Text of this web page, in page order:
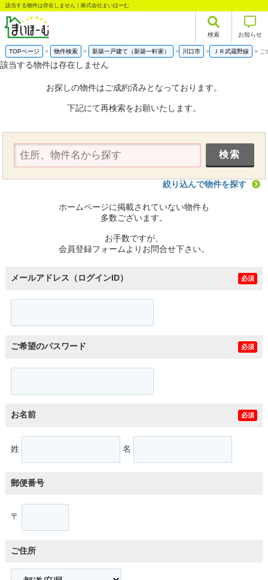
該当する物件は存在しません｜株式会社まいほーむ
検索 お知らせ
TOPページ 物件検索 新築一戸建て（新築一軒家） 川口市 ＪＲ武蔵野線 ご
該当する物件は存在しません
お探しの物件はご成約済みとなっております。
下記にて再検索をお願いたします。
絞り込んで物件を探す
ホームページに掲載されていない物件も
多数ございます。
お手数ですが、
会員登録フォームよりお問合せ下さい。
メールアドレス（ログインID） 必須
ご希望のパスワード 必須
お名前 必須
姓 名
郵便番号
〒
ご住所